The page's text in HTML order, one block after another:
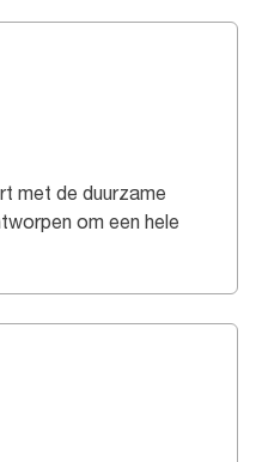
met de duurzame
om een hele